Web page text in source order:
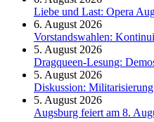
Liebe und Last: Opera
6. August 2026
Vorstandswahlen:
5. August 2026
Dragqueen-Lesung:
5. August 2026
Diskussion:
5. August 2026
Augsburg feiert am 8.